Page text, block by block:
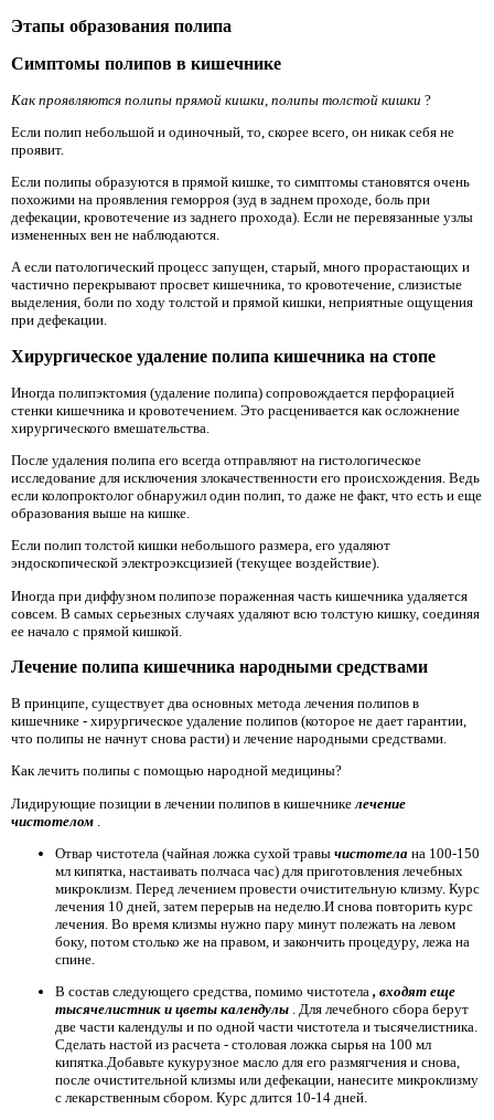
Этапы образования полипа
Симптомы полипов в кишечнике
Как проявляются полипы прямой кишки, полипы толстой кишки ?
Если полип небольшой и одиночный, то, скорее всего, он никак себя не
проявит.
Если полипы образуются в прямой кишке, то симптомы становятся очень
похожими на проявления геморроя (зуд в заднем проходе, боль при
дефекации, кровотечение из заднего прохода). Если не перевязанные узлы
измененных вен не наблюдаются.
А если патологический процесс запущен, старый, много прорастающих и
частично перекрывают просвет кишечника, то кровотечение, слизистые
выделения, боли по ходу толстой и прямой кишки, неприятные ощущения
при дефекации.
Хирургическое удаление полипа кишечника на стопе
Иногда полипэктомия (удаление полипа) сопровождается перфорацией
стенки кишечника и кровотечением. Это расценивается как осложнение
хирургического вмешательства.
После удаления полипа его всегда отправляют на гистологическое
исследование для исключения злокачественности его происхождения. Ведь
если колопроктолог обнаружил один полип, то даже не факт, что есть и еще
образования выше на кишке.
Если полип толстой кишки небольшого размера, его удаляют
эндоскопической электроэксцизией (текущее воздействие).
Иногда при диффузном полипозе пораженная часть кишечника удаляется
совсем. В самых серьезных случаях удаляют всю толстую кишку, соединяя
ее начало с прямой кишкой.
Лечение полипа кишечника народными средствами
В принципе, существует два основных метода лечения полипов в
кишечнике - хирургическое удаление полипов (которое не дает гарантии,
что полипы не начнут снова расти) и лечение народными средствами.
Как лечить полипы с помощью народной медицины?
Лидирующие позиции в лечении полипов в кишечнике лечение
чистотелом
Отвар чистотела (чайная ложка сухой травы чистотела на 100-150
мл кипятка, настаивать полчаса час) для приготовления лечебных
микроклизм. Перед лечением провести очистительную клизму. Курс
лечения 10 дней, затем перерыв на неделю.И снова повторить курс
лечения. Во время клизмы нужно пару минут полежать на левом
боку, потом столько же на правом, и закончить процедуру, лежа на
спине.
В состав следующего средства, помимо чистотела , входят еще
тысячелистник и цветы календулы . Для лечебного сбора берут
две части календулы и по одной части чистотела и тысячелистника.
Сделать настой из расчета - столовая ложка сырья на 100 мл
кипятка.Добавьте кукурузное масло для его размягчения и снова,
после очистительной клизмы или дефекации, нанесите микроклизму
с лекарственным сбором. Курс длится 10-14 дней.